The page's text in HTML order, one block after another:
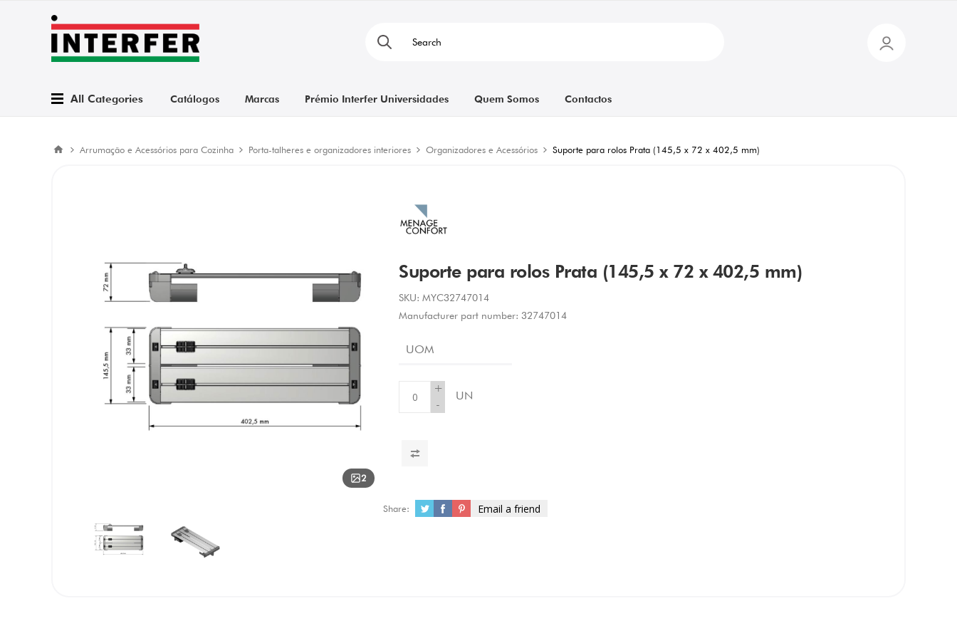
All Categories Catálogos Marcas Prémio Interfer Universidades Quem Somos Contactos
Arrumação e Acessórios para Cozinha Porta-talheres e organizadores interiores Organizadores e Acessórios Suporte para rolos Prata (145,5 x 72 x 402,5 mm)
2
Suporte para rolos Prata (145,5 x 72 x 402,5 mm)
SKU: MYC32747014
Manufacturer part number: 32747014
UOM
+
-
UN
Share: Email a friend